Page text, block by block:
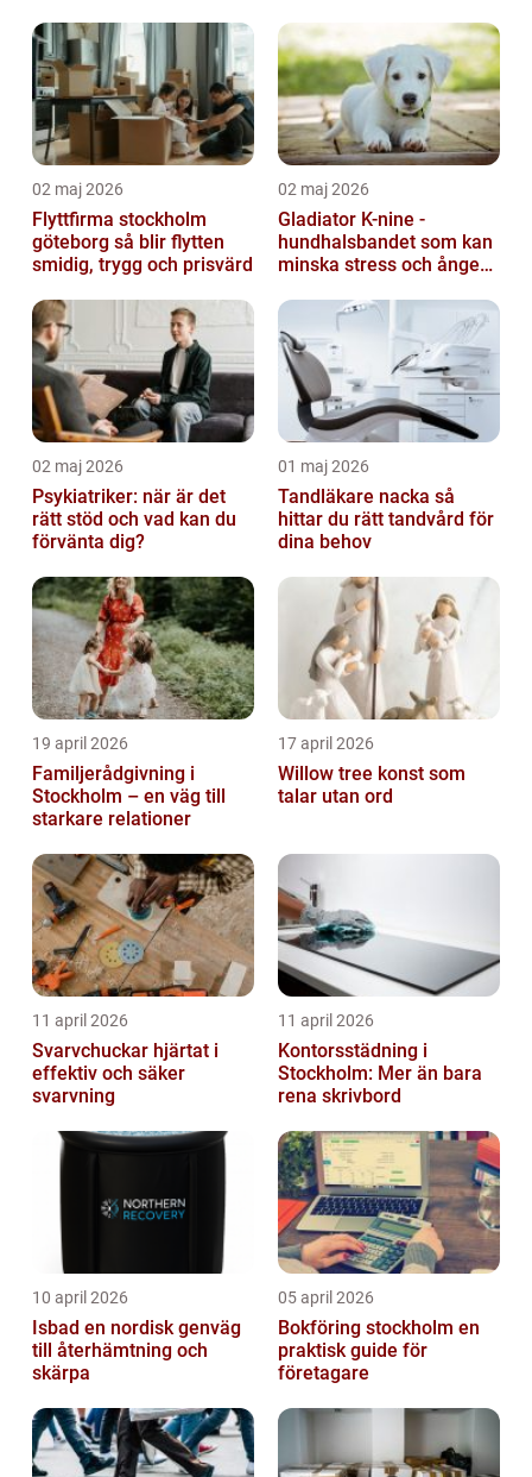
02 maj 2026
Flyttfirma stockholm
göteborg så blir flytten
smidig, trygg och prisvärd
02 maj 2026
Gladiator K-nine -
hundhalsbandet som kan
minska stress och ångest
02 maj 2026
Psykiatriker: när är det
rätt stöd och vad kan du
förvänta dig?
01 maj 2026
Tandläkare nacka så
hittar du rätt tandvård för
dina behov
19 april 2026
Familjerådgivning i
Stockholm – en väg till
starkare relationer
17 april 2026
Willow tree konst som
talar utan ord
11 april 2026
Svarvchuckar hjärtat i
effektiv och säker
svarvning
11 april 2026
Kontorsstädning i
Stockholm: Mer än bara
rena skrivbord
10 april 2026
Isbad en nordisk genväg
till återhämtning och
skärpa
05 april 2026
Bokföring stockholm en
praktisk guide för
företagare